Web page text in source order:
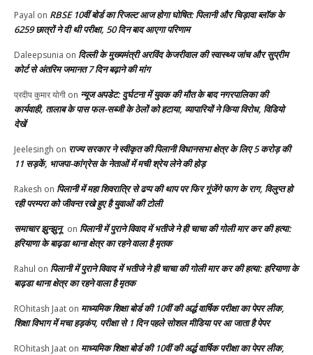
Payal on RBSE 10वीं बोर्ड का रिजल्ट आज होगा घोषित: पिलानी और चिड़ावा ब्लॉक के
6259 छात्रों ने दी थी परीक्षा, 50 दिन बाद आएगा परिणाम
Daleepsunia on दिल्ली के मुख्यमंत्री अरविंद केजरीवाल की स्वास्थ्य जांच और सुप्रीम
कोर्ट से अंतरिम जमानत 7 दिन बढ़ाने की मांग
प्रदीप कुमार योगी on न्यूज अपडेट: दुर्घटना में युवक की मौत के बाद नगरपालिका की
कार्यवाही, तालाब के पास फल-सब्जी के ठेलों को हटाया, व्यापारियों ने किया विरोध, विडियो
देखें
Jeelesingh on राज्य सरकार ने स्वीकृत की पिलानी विधानसभा क्षेत्र के लिए 5 करोड़ की
11 सड़कें, भाजपा-कांग्रेस के नेताओं में मची श्रेय लेने की होड़
Rakesh on पिलानी में महा शिवरात्रि से ढप्प की थाप पर फिर गूंजेंगे फाग के राग, विलुप्त हो
रही परम्परा को जीवन्त रखे हुए है युवाओं की टोली
समाचार झुन्झुनू on पिलानी में पुराने विवाद में भतीजे ने ही चाचा की गोली मार कर की हत्या:
हरियाणा के बाढ़डा थाना क्षेत्र का रहने वाला है मृतक
Rahul on पिलानी में पुराने विवाद में भतीजे ने ही चाचा की गोली मार कर की हत्या: हरियाणा के
बाढ़डा थाना क्षेत्र का रहने वाला है मृतक
ROhitash Jaat on माध्यमिक शिक्षा बोर्ड की 10वीं की अर्द्ध वार्षिक परीक्षा का पेपर लीक,
शिक्षा विभाग में मचा हड़कंप, परीक्षा से 1 दिन पहले सोशल मीडिया पर आ जाता है पेपर
ROhitash Jaat on माध्यमिक शिक्षा बोर्ड की 10वीं की अर्द्ध वार्षिक परीक्षा का पेपर लीक,